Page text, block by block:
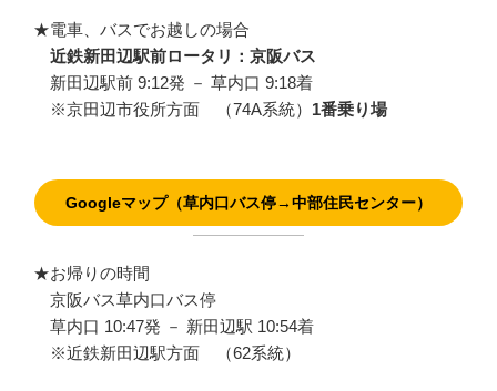
★電車、バスでお越しの場合
近鉄新田辺駅前ロータリ：京阪バス
新田辺駅前 9:12発 － 草内口 9:18着
※京田辺市役所方面 （74A系統） 1番乗り場
Googleマップ（草内口バス停→中部住民センター）
★お帰りの時間
京阪バス草内口バス停
草内口 10:47発 － 新田辺駅 10:54着
※近鉄新田辺駅方面 （62系統）